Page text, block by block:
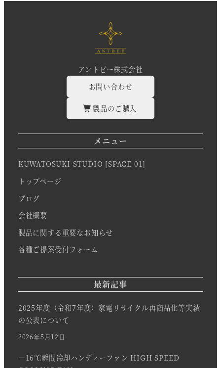
アントビー株式会社
お問い合わせ
製品のご購入
メニュー
KUWATOSUKI STUDIO [SPACE 01]
トップページ
ブログ
会社概要
製品に関する重要なお知らせ
各種ご提案受付フォーム
最新記事
2025年度（令和7年度）家電リサイクル再商品化等実績
の公表について
2026年5月12日
－16℃瞬間冷却ハンディーファン HIGH SPEED